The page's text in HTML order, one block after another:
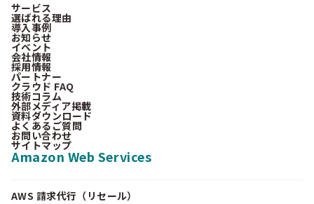
サービス
選ばれる理由
導入事例
お知らせ
イベント
会社情報
採用情報
パートナー
クラウド FAQ
技術コラム
外部メディア掲載
資料ダウンロード
よくあるご質問
お問い合わせ
サイトマップ
Amazon Web Services
AWS 請求代行（リセール）